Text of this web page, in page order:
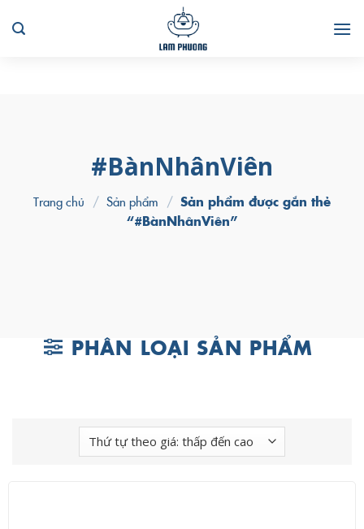
to
#BànNhânViên
Trang chủ / Sản phẩm / Sản phẩm được gắn thẻ
“#BànNhânViên”
PHÂN LOẠI SẢN PHẨM